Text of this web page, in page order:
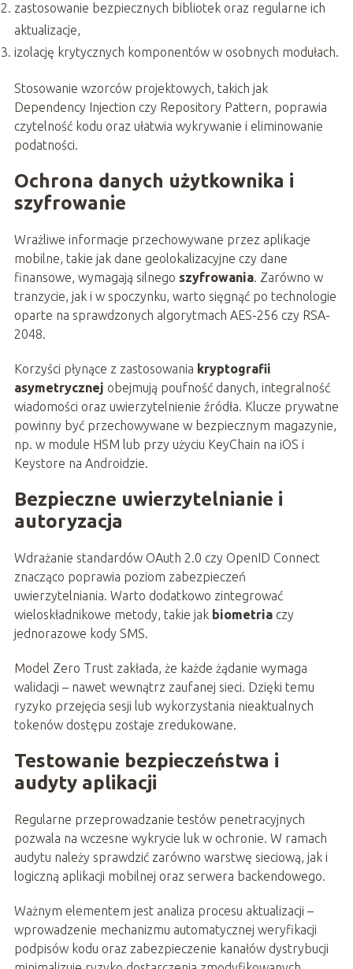
zastosowanie bezpiecznych bibliotek oraz regularne ich
aktualizacje,
izolację krytycznych komponentów w osobnych modułach.
Stosowanie wzorców projektowych, takich jak
Dependency Injection czy Repository Pattern, poprawia
czytelność kodu oraz ułatwia wykrywanie i eliminowanie
podatności.
Ochrona danych użytkownika i
szyfrowanie
Wrażliwe informacje przechowywane przez aplikacje
mobilne, takie jak dane geolokalizacyjne czy dane
finansowe, wymagają silnego szyfrowania. Zarówno w
tranzycie, jak i w spoczynku, warto sięgnąć po technologie
oparte na sprawdzonych algorytmach AES-256 czy RSA-
2048.
Korzyści płynące z zastosowania kryptografii
asymetrycznej obejmują poufność danych, integralność
wiadomości oraz uwierzytelnienie źródła. Klucze prywatne
powinny być przechowywane w bezpiecznym magazynie,
np. w module HSM lub przy użyciu KeyChain na iOS i
Keystore na Androidzie.
Bezpieczne uwierzytelnianie i
autoryzacja
Wdrażanie standardów OAuth 2.0 czy OpenID Connect
znacząco poprawia poziom zabezpieczeń
uwierzytelniania. Warto dodatkowo zintegrować
wieloskładnikowe metody, takie jak biometriaczy
jednorazowe kody SMS.
Model Zero Trust zakłada, że każde żądanie wymaga
walidacji – nawet wewnątrz zaufanej sieci. Dzięki temu
ryzyko przejęcia sesji lub wykorzystania nieaktualnych
tokenów dostępu zostaje zredukowane.
Testowanie bezpieczeństwa i
audyty aplikacji
Regularne przeprowadzanie testów penetracyjnych
pozwala na wczesne wykrycie luk w ochronie. W ramach
audytu należy sprawdzić zarówno warstwę sieciową, jak i
logiczną aplikacji mobilnej oraz serwera backendowego.
Ważnym elementem jest analiza procesu aktualizacji –
wprowadzenie mechanizmu automatycznej weryfikacji
podpisów kodu oraz zabezpieczenie kanałów dystrybucji